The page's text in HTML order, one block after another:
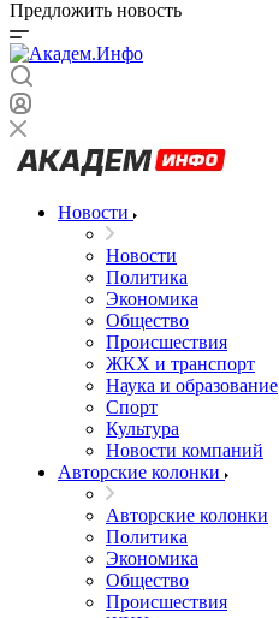
Предложить новость
Новости
Новости
Политика
Экономика
Общество
Происшествия
ЖКХ и транспорт
Наука и образование
Спорт
Культура
Новости компаний
Авторские колонки
Авторские колонки
Политика
Экономика
Общество
Происшествия